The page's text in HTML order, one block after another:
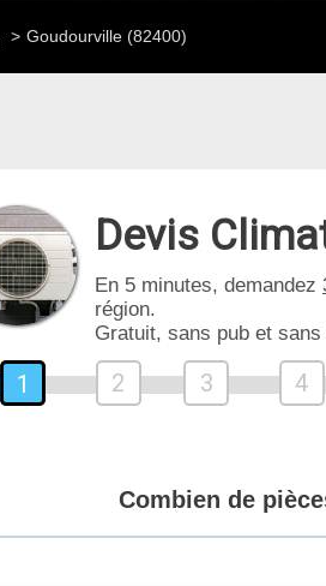
Goudourville (82400)
Devis
En 5 minutes, demandez
région.
Gratuit, sans pub et sans
1 2 3 4
Combien de